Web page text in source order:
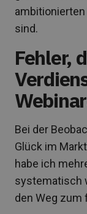
sind.
Fehler,
Bei der
Glück im
habe ich
systematisch
den Weg zum